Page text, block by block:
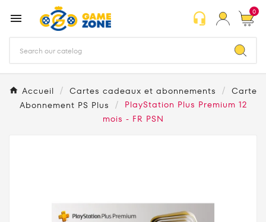
 headset_mic 0
Accueil Cartes cadeaux et abonnements
Carte
Abonnement PS Plus
PlayStation Plus Premium 12
mois - FR PSN